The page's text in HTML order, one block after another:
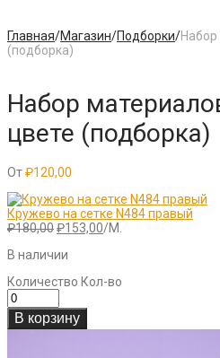
Главная/Магазин/Подборки/
(подборка)
Набор
цвете (подборка)
От₽120,00
Кружево на сетке N484 правый
₽180,00Первоначальная
составляла
₽153,00Текущая
/М.
В наличии
Количество Кол-во
В корзину